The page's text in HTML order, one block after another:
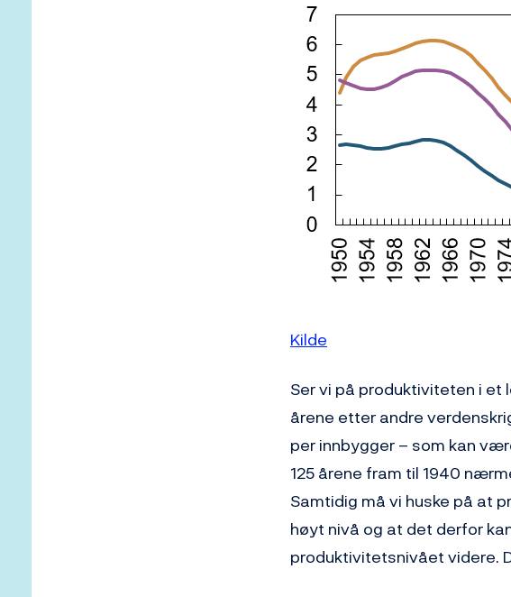
Kilde
Ser vi på produktiviteten i et
årene etter andre
per innbygger – som kan
125 årene fram til 1940
Samtidig må vi huske på at
høyt nivå og at det derfor
produktivitetsnivået videre.